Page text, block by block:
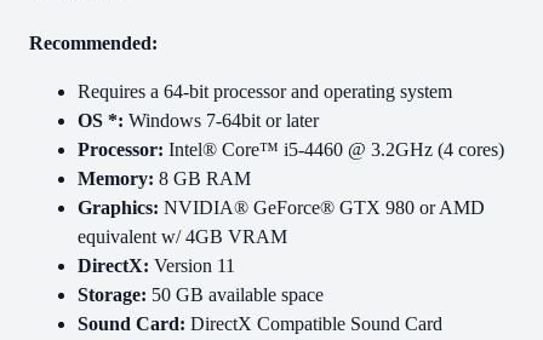
Recommended:
Requires a 64-bit processor and operating system
OS *: Windows 7-64bit or later
Processor: Intel® Core™ i5-4460 @ 3.2GHz (4 cores)
Memory: 8 GB RAM
Graphics: NVIDIA® GeForce® GTX 980 or AMD
equivalent w/ 4GB VRAM
DirectX: Version 11
Storage: 50 GB available space
Sound Card: DirectX Compatible Sound Card